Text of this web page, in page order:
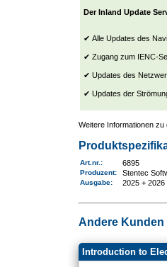
Der Inland Update
✔ Alle Updates des
✔ Zugang zum IENC-
✔ Updates des
✔ Updates der
Weitere Informationen
Art.nr.: 6895
Produzent: Stentec
Ausgabe: 2025 + 2026
Andere
Introduction to